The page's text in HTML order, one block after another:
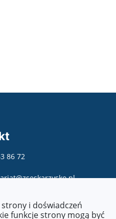
86 72
i doświadczeń
funkcje strony mogą być